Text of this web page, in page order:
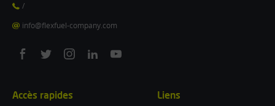
/
info@flexfuel-company.com
On
On
On
On
On
Accès rapides Liens